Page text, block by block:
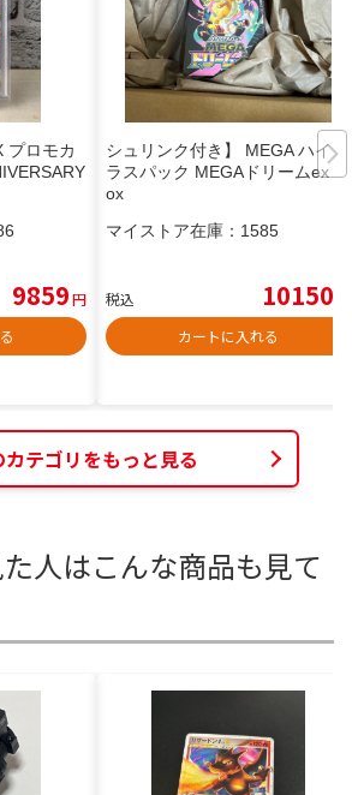
プロモカ
9859円
シュリンク付き】 MEGA ハイク
ラスパック MEGAドリームex b
ox
マイストア在庫： 1585
税込 10150
カートに入れる
カテゴリをもっと見る
人はこんな商品も見て